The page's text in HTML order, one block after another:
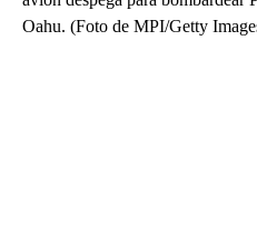
Oahu. (Foto de MPI/Getty